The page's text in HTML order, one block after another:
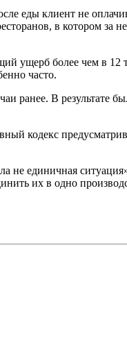
еды клиент не
в котором за
ущерб более чем в
часто.
ранее. В результате
кодекс
не единичная
их в одно